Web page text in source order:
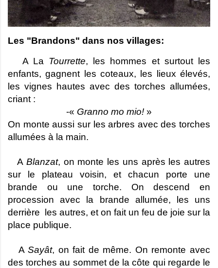
Les "Brandons" dans nos villages:
A La Tourrette, les hommes et surtout les
enfants, gagnent les coteaux, les lieux élevés,
les vignes hautes avec des torches allumées,
criant :
-« Granno mo mio! »
On monte aussi sur les arbres avec des torches
allumées à la main.
A Blanzat, on monte les uns après les autres
sur le plateau voisin, et chacun porte une
brande ou une torche. On descend en
procession avec la brande allumée, les uns
derrière les autres, et on fait un feu de joie sur la
place publique.
ASayât, on fait de même. On remonte avec
des torches au sommet de la côte qui regarde le